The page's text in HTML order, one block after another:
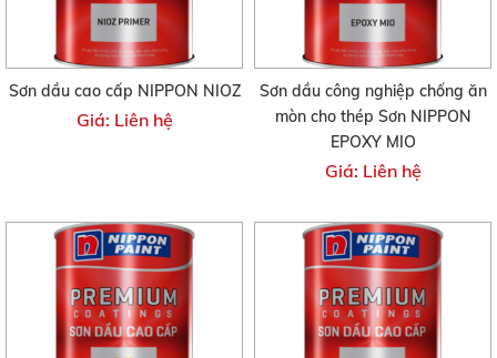
Sơn dầu cao cấp NIPPON NIOZ
Giá: Liên hệ
Sơn dầu công nghiệp chống ăn
mòn cho thép Sơn NIPPON
EPOXY MIO
Giá: Liên hệ